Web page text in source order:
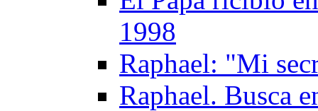
1998
Raphael: "Mi
Raphael. Busca